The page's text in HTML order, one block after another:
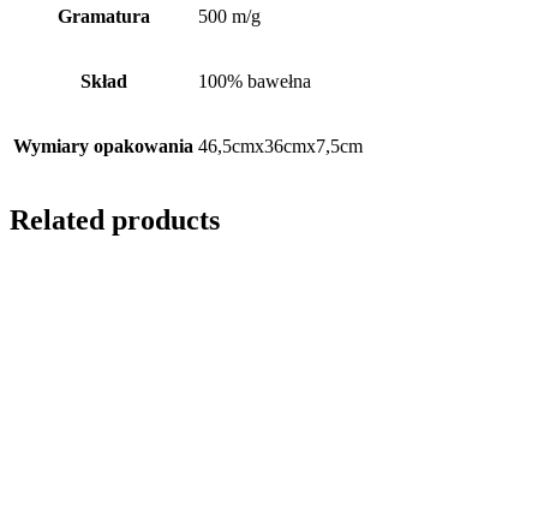
Gramatura 500 m/g
Skład 100% bawełna
Wymiary opakowania 46,5cmx36cmx7,5cm
Related products